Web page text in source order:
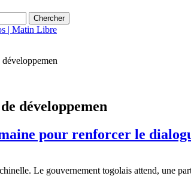
développemen
pour renforcer le
Le gouvernement togolais attend, une